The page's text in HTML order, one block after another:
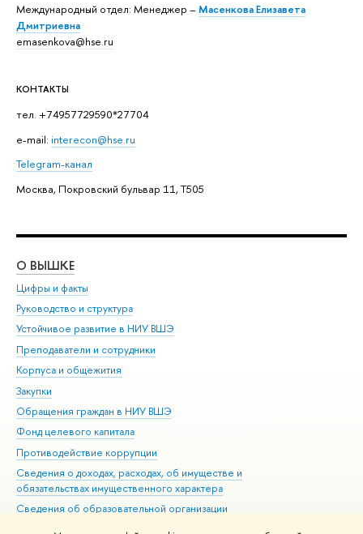
Международный отдел: Менеджер – Масенкова Елизавета
Дмитриевна
emasenkova@hse.ru
КОНТАКТЫ
тел. +74957729590*27704
e-mail: interecon@hse.ru
Telegram-канал
Москва, Покровский бульвар 11, T505
О ВЫШКЕ
Цифры и факты
Руководство и структура
Устойчивое развитие в НИУ ВШЭ
Преподаватели и сотрудники
Корпуса и общежития
Закупки
Обращения граждан в НИУ ВШЭ
Фонд целевого капитала
Противодействие коррупции
Сведения о доходах, расходах, об имуществе и
обязательствах имущественного характера
Сведения об образовательной организации
Людям с ограниченными возможностями здоровья